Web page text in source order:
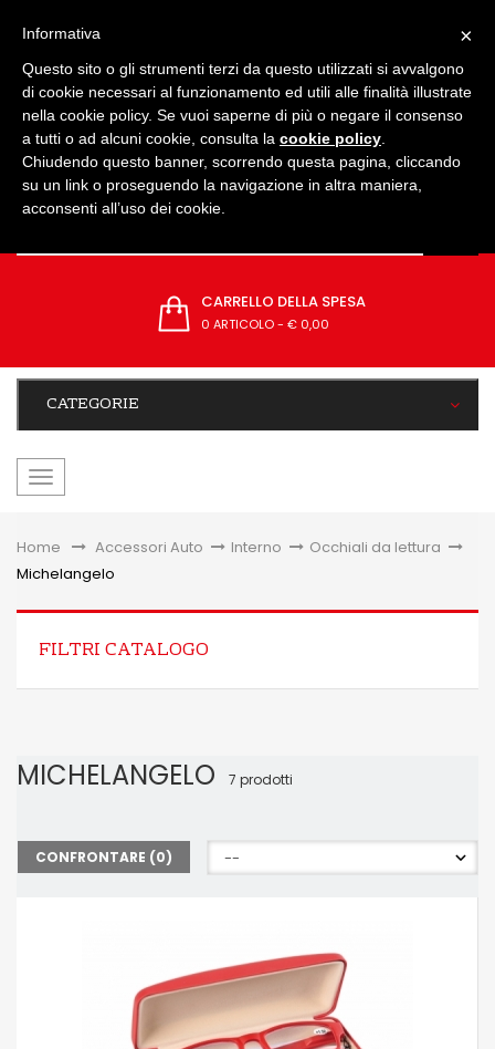
CARRELLO DELLA SPESA
0 ARTICOLO- € 0,00
CATEGORIE
navigazione
Home &gt;Accessori Auto > Interno > Occhiali da lettura >
Michelangelo
FILTRI CATALOGO
MICHELANGELO 7 prodotti
CONFRONTARE (0)
×
Informativa
Questo sito o gli strumenti terzi da questo utilizzati si avvalgono
di cookie necessari al funzionamento ed utili alle finalità illustrate
nella cookie policy. Se vuoi saperne di più o negare il consenso
a tutti o ad alcuni cookie, consulta la cookie policy
Chiudendo questo banner, scorrendo questa pagina, cliccando
su un link o proseguendo la navigazione in altra maniera,
acconsenti all’uso dei cookie.